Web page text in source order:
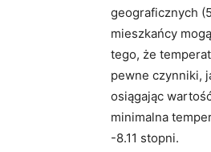
geograficznych
mieszkańcy
tego, że
pewne czynniki,
osiągając
minimalna
-8.11 stopni.